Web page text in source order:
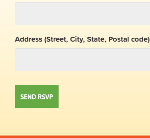
Address (Street, City, State, Postal code)